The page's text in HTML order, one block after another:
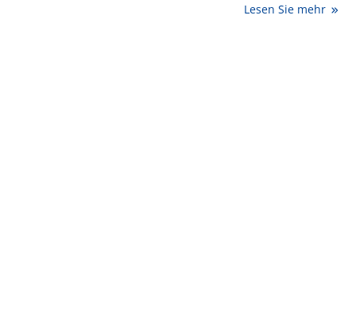
praxisnahe Inhalte rund um Praxisgründung und
Lesen Sie mehr